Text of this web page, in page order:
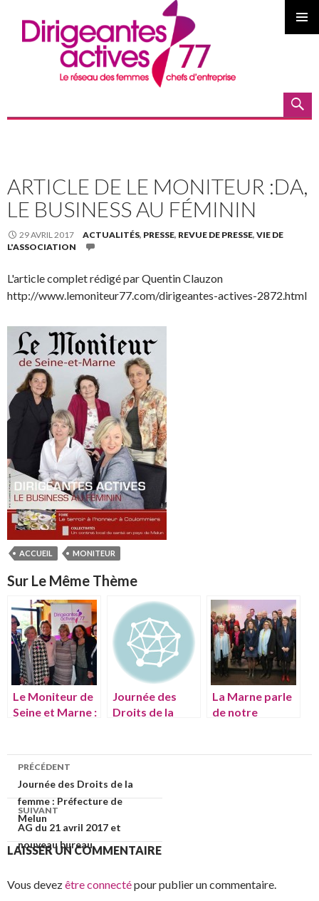
ARTICLE DE LE MONITEUR :DA,
LE BUSINESS AU FÉMININ
29 AVRIL 2017 ACTUALITÉS, PRESSE, REVUE DE PRESSE, VIE DE
L'ASSOCIATION
L'article complet rédigé par Quentin Clauzon
http://www.lemoniteur77.com/dirigeantes-actives-2872.html
ACCUEIL MONITEUR
Sur Le Même Thème
Le Moniteur de
Seine et Marne :
Journée des
Droits de la
Melun
La Marne parle
de notre
du 15 février
Navigation de l’article
PRÉCÉDENT
Journée des Droits de la
femme : Préfecture de
Melun
SUIVANT
AG du 21 avril 2017 et
nouveau bureau
LAISSER UN COMMENTAIRE
Vous devezêtre connectépour publier un commentaire.